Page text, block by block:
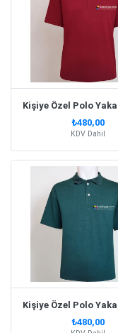
₺480,00
KDV Dahil
₺480,00